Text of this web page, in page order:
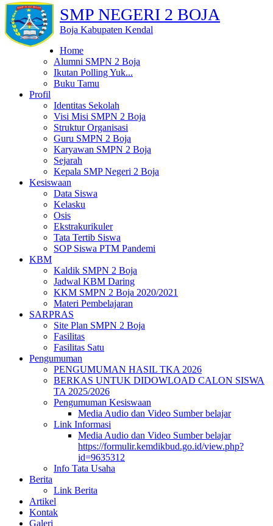
SMP NEGERI 2 BOJA
Boja Kabupaten Kendal
Home
Alumni SMPN 2 Boja
Ikutan Polling Yuk...
Buku Tamu
Profil
Identitas Sekolah
Visi Misi SMPN 2 Boja
Struktur Organisasi
Guru SMPN 2 Boja
Karyawan SMPN 2 Boja
Sejarah
Kepala SMP Negeri 2 Boja
Kesiswaan
Data Siswa
Kelasku
Osis
Ekstrakurikuler
Tata Tertib Siswa
SOP Siswa PTM Pandemi
KBM
Kaldik SMPN 2 Boja
Jadwal KBM Daring
KKM SMPN 2 Boja 2020/2021
Materi Pembelajaran
SARPRAS
Site Plan SMPN 2 Boja
Fasilitas
Fasilitas Satu
Pengumuman
PENGUMUMAN HASIL TKA 2026
BERKAS UNTUK DIDOWLOAD CALON SISWA
TA 2025/2026
Pengumuman Kesiswaan
Media Audio dan Video Sumber belajar
Link Informasi
Media Audio dan Video Sumber belajar
https://formulir.kemdikbud.go.id/view.php?
id=9635312
Info Tata Usaha
Berita
Link Berita
Artikel
Kontak
Galeri